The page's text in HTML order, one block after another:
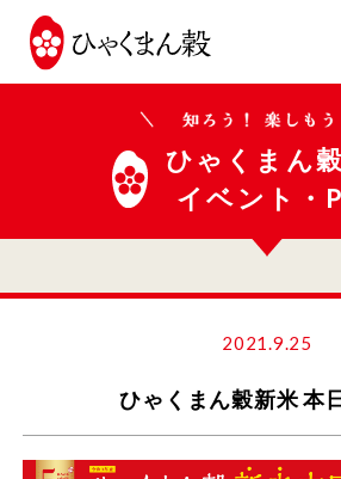
JA
全
農
い
し
か
わ
ひゃくまん
イベント・
2021.9.25
ひゃくまん穀新米 本